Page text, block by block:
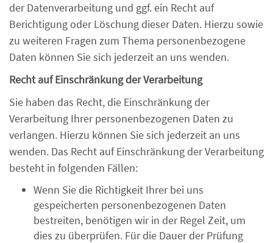
der Datenverarbeitung und ggf. ein Recht auf
Berichtigung oder Löschung dieser Daten. Hierzu sowie
zu weiteren Fragen zum Thema personenbezogene
Daten können Sie sich jederzeit an uns wenden.
Recht auf Einschränkung der Verarbeitung
Sie haben das Recht, die Einschränkung der
Verarbeitung Ihrer personenbezogenen Daten zu
verlangen. Hierzu können Sie sich jederzeit an uns
wenden. Das Recht auf Einschränkung der Verarbeitung
besteht in folgenden Fällen:
Wenn Sie die Richtigkeit Ihrer bei uns
gespeicherten personenbezogenen Daten
bestreiten, benötigen wir in der Regel Zeit, um
dies zu überprüfen. Für die Dauer der Prüfung